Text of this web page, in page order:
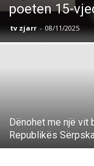
poeten 15-
tv zjarr - 08/11/2025
Dënohet me një vit
Republikës